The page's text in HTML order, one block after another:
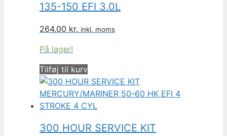
135-150 EFI 3.0L
264,00 kr. inkl. moms
På lager!
Tilføj til kurv
300 HOUR SERVICE KIT